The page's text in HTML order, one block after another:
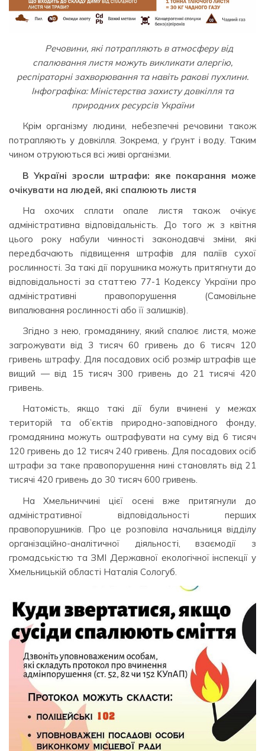
Речовини, які потрапляють в атмосферу від
спалювання листя можуть викликати алергію,
респіраторні захворювання та навіть ракові пухлини.
Інфографіка: Міністерства захисту довкілля та
природних ресурсів України
Крім організму людини, небезпечні речовини також
потрапляють у довкілля. Зокрема, у ґрунт і воду. Таким
чином отруюються всі живі організми.
В Україні зросли штрафи: яке покарання може
очікувати на людей, які спалюють листя
На охочих сплати опале листя також очікує
адміністративна відповідальність. До того ж з квітня
цього року набули чинності законодавчі зміни, які
передбачають підвищення штрафів для паліїв сухої
рослинності. За такі дії порушника можуть притягнути до
відповідальності за статтею 77-1 Кодексу України про
адміністративні правопорушення (Самовільне
випалювання рослинності або її залишків).
Згідно з нею, громадянину, який спалює листя, може
загрожувати від 3 тисяч 60 гривень до 6 тисяч 120
гривень штрафу. Для посадових осіб розмір штрафів ще
вищий — від 15 тисяч 300 гривень до 21 тисячі 420
гривень.
Натомість, якщо такі дії були вчинені у межах
територій та об’єктів природно-заповідного фонду,
громадянина можуть оштрафувати на суму від 6 тисяч
120 гривень до 12 тисяч 240 гривень. Для посадових осіб
штрафи за таке правопорушення нині становлять від 21
тисячі 420 гривень до 30 тисяч 600 гривень.
На Хмельниччині цієї осені вже притягнули до
адміністративної відповідальності перших
правопорушників. Про це розповіла начальниця відділу
організаційно-аналітичної діяльності, взаємодії з
громадськістю та ЗМІ Державної екологічної інспекції у
Хмельницькій області Наталія Сологуб.